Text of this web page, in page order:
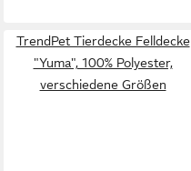
TrendPet Tierdecke Felldecke
"Yuma", 100% Polyester,
verschiedene Größen